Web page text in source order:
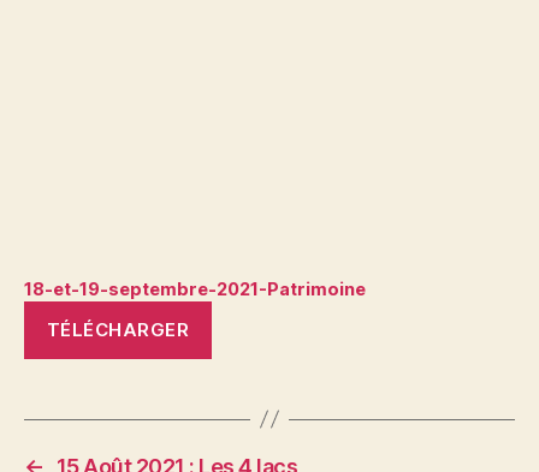
18-et-19-septembre-2021-Patrimoine
TÉLÉCHARGER
←
15 Août 2021 : Les 4 lacs